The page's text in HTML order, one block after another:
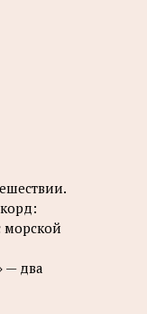
морской
— два